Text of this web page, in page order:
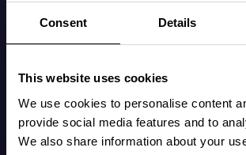
Consent Details
This website uses cookies
We use cookies to personalise content
provide social media features and to
We also share information about your
Send